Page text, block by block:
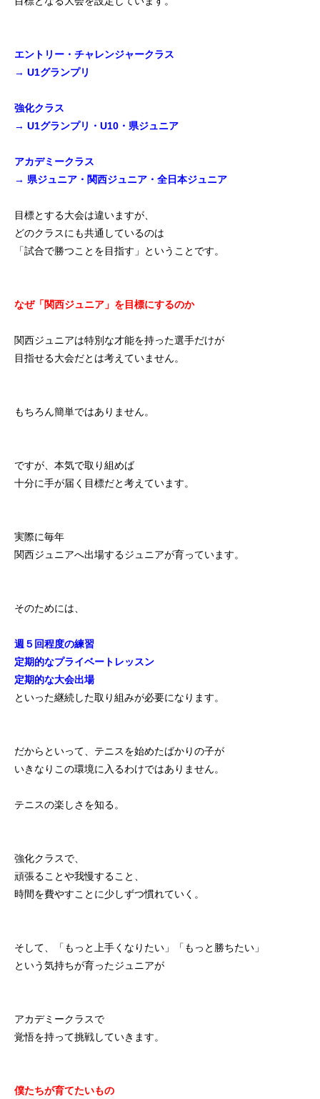
エントリー・チャレンジャークラス
→ U1グランプリ
強化クラス
→ U1グランプリ・U10・県ジュニア
アカデミークラス
→ 県ジュニア・関西ジュニア・全日本ジュニア
目標とする大会は違いますが、
どのクラスにも共通しているのは
「試合で勝つことを目指す」ということです。
なぜ「関西ジュニア」を目標にするのか
関西ジュニアは特別な才能を持った選手だけが
目指せる大会だとは考えていません。
もちろん簡単ではありません。
ですが、本気で取り組めば
十分に手が届く目標だと考えています。
実際に毎年
関西ジュニアへ出場するジュニアが育っています。
そのためには、
週５回程度の練習
定期的なプライベートレッスン
定期的な大会出場
といった継続した取り組みが必要になります。
だからといって、テニスを始めたばかりの子が
いきなりこの環境に入るわけではありません。
テニスの楽しさを知る。
強化クラスで、
頑張ることや我慢すること、
時間を費やすことに少しずつ慣れていく。
そして、「もっと上手くなりたい」「もっと勝ちたい」
という気持ちが育ったジュニアが
アカデミークラスで
覚悟を持って挑戦していきます。
僕たちが育てたいもの